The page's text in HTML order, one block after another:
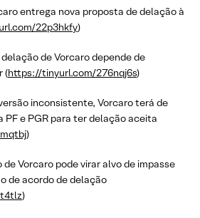
entrega nova proposta de delação à
22p3hkfy)
de Vorcaro depende de
(https://tinyurl.com/276nqj6s)
inconsistente, Vorcaro terá de
e PGR para ter delação aceita
)
de Vorcaro pode virar alvo de impasse
de acordo de delação
)